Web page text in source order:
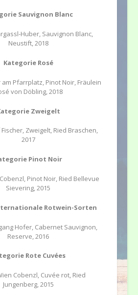
Sauvignon Blanc
Huber, Sauvignon Blanc,
Neustift, 2018
Kategorie Rosé
Pfarrplatz, Pinot Noir, Fräulein
von Döbling, 2018
Zweigelt
Zweigelt, Ried Braschen,
2017
Pinot Noir
Pinot Noir, Ried Bellevue
Sievering, 2015
Rotwein-Sorten
Hofer, Cabernet Sauvignon,
Reserve, 2016
Rote Cuvées
Cobenzl, Cuvée rot, Ried
Jungenberg, 2015